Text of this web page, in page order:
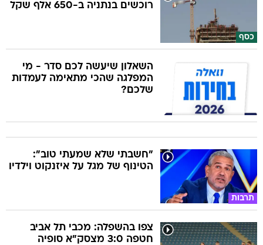
כסף
רוכשים בנתניה ב-650 אלף שקל
השאלון שיעשה לכם סדר - מי
המפלגה שהכי מתאימה לעמדות
שלכם?
תרבות
"חשבתי שלא שמעתי טוב":
הטינוף של מגל על איזנקוט וילדיו
צפו בהשפלה: מכבי תל אביב
חטפה 3:0 מצסק"א סופיה